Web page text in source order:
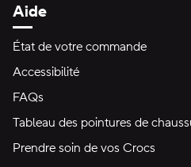
Aide
État de votre commande
Accessibilité
FAQs
Tableau des pointures de
Prendre soin de vos Crocs